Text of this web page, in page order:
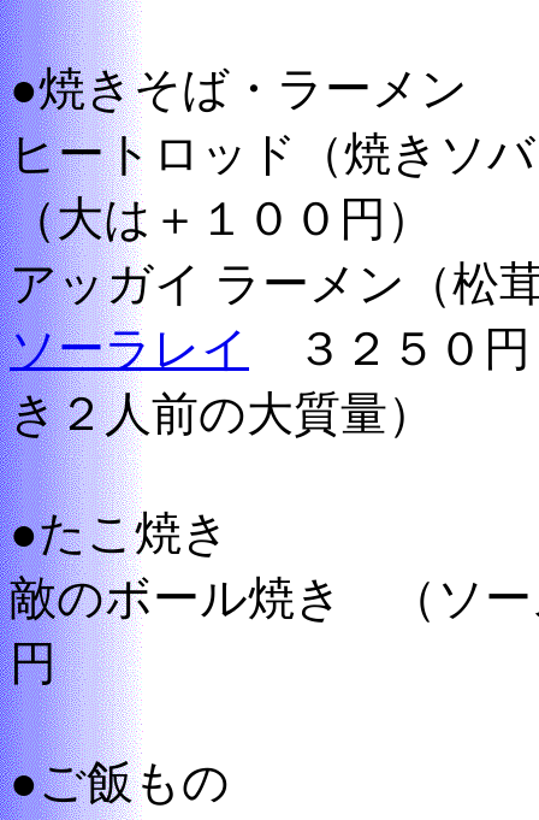
●焼きそば・ラーメン
ヒートロッド（焼き
（大は＋１００円）
アッガイ ラーメン（松
ソーラレイ
３２５０
き２人前の大質量）
●たこ焼き
敵のボール焼き （ソ
円
●ご飯もの